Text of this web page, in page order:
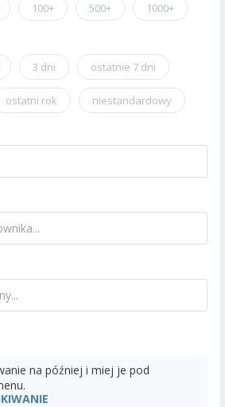
100+ 500+ 1000+
3 dni ostatnie 7 dni
ostatni rok niestandardowy
na później i miej je pod